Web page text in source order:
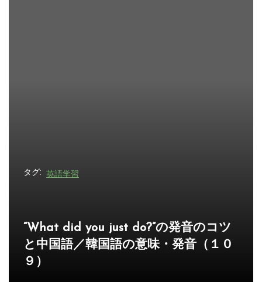
タグ: 英語学習
“What did you just do?”の発音のコツ
と中国語／韓国語の意味・発音（１０
９）